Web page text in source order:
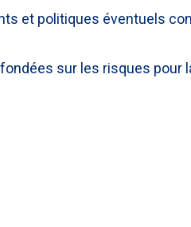
et politiques éventuels
sur les risques pour